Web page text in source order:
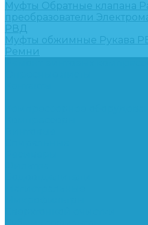
Муфты Обратные клапана
преобразователи
РВД
Муфты обжимные Рукава
Ремни